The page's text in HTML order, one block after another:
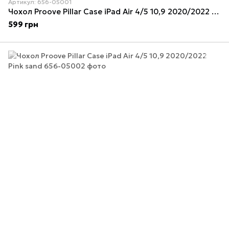
Артикул: 656-05001
Чохол Proove Pillar Case iPad Air 4/5 10,9 2020/2022 Light Blue
599 грн